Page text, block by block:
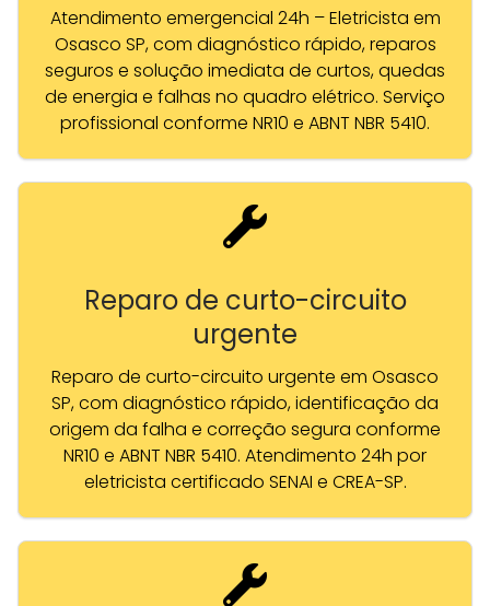
Atendimento emergencial 24h – Eletricista em
Osasco SP, com diagnóstico rápido, reparos
seguros e solução imediata de curtos, quedas
de energia e falhas no quadro elétrico. Serviço
profissional conforme NR10 e ABNT NBR 5410.
Reparo de curto-circuito
urgente
Reparo de curto-circuito urgente em Osasco
SP, com diagnóstico rápido, identificação da
origem da falha e correção segura conforme
NR10 e ABNT NBR 5410. Atendimento 24h por
eletricista certificado SENAI e CREA-SP.